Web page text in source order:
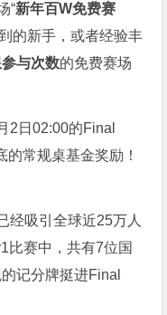
“新年百W免费赛
的新手，或者经验丰
与次数的免费赛场
2日02:00的Final
的常规桌基金奖励！
经吸引全球近25万人
比赛中，共有7位国
记分牌挺进Final